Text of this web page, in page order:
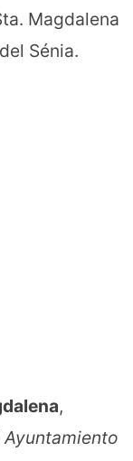
Magdalena
Sénia.
,
Ayuntamiento